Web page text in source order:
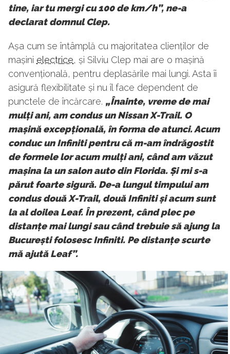
tine, iar tu mergi cu 100 de km/h”, ne-a
declarat domnul Clep.
Așa cum se întâmplă cu majoritatea clienților de
mașini electrice, și Silviu Clep mai are o mașină
convențională, pentru deplasările mai lungi. Asta îi
asigură flexibilitate și nu îl face dependent de
punctele de încărcare. „Înainte, vreme de mai
mulți ani, am condus un Nissan X-Trail. O
mașină excepțională, în forma de atunci. Acum
conduc un Infiniti pentru că m-am îndrăgostit
de formele lor acum mulți ani, când am văzut
mașina la un salon auto din Florida. Și mi s-a
părut foarte sigură. De-a lungul timpului am
condus două X-Trail, două Infiniti și acum sunt
la al doilea Leaf. În prezent, când plec pe
distanțe mai lungi sau când trebuie să ajung la
București folosesc Infiniti. Pe distanțe scurte
mă ajută Leaf”.